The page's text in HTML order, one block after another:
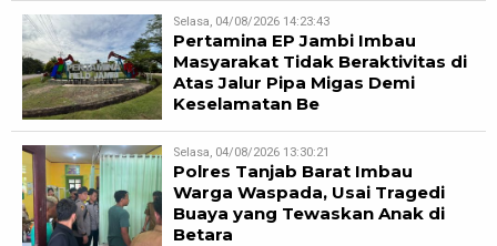
Selasa, 04/08/2026 14:23:43
Pertamina EP Jambi Imbau
Masyarakat Tidak Beraktivitas di
Atas Jalur Pipa Migas Demi
Keselamatan Be
Selasa, 04/08/2026 13:30:21
Polres Tanjab Barat Imbau
Warga Waspada, Usai Tragedi
Buaya yang Tewaskan Anak di
Betara